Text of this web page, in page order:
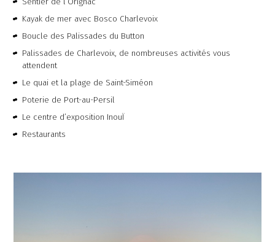
Kayak de mer avec Bosco Charlevoix
Boucle des Palissades du Button
Palissades de Charlevoix, de nombreuses activités vous
attendent
Le quai et la plage de Saint-Siméon
Poterie de Port-au-Persil
Le centre d’exposition InouÏ
Restaurants